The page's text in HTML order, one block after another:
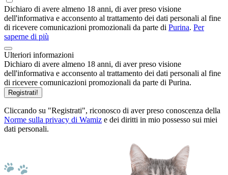
Dichiaro di avere almeno 18 anni, di aver preso visione
dell'informativa e acconsento al trattamento dei dati personali al fine
di ricevere comunicazioni promozionali da parte di Purina. Per
saperne di più
Ulteriori informazioni
Dichiaro di avere almeno 18 anni, di aver preso visione
dell'informativa e acconsento al trattamento dei dati personali al fine
di ricevere comunicazioni promozionali da parte di Purina.
Registrati!
Cliccando su "Registrati", riconosco di aver preso conoscenza della
Norme sulla privacy di Wamiz e dei diritti in mio possesso sui miei
dati personali.